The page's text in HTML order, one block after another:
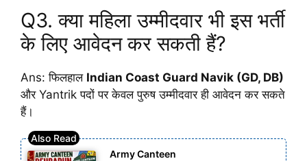
Q3. क्या महिला उम्मीदवार भी इस भर्ती
के लिए आवेदन कर सकती हैं?
Ans: फिलहाल Indian Coast Guard Navik (GD, DB)
और Yantrik पदों पर केवल पुरुष उम्मीदवार ही आवेदन कर सकते
हैं।
Army Canteen